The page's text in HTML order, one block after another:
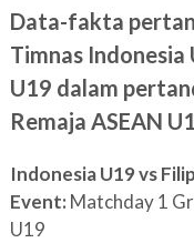
Data-fakta
Timnas Indonesia
U19 dalam
Remaja ASEAN
Indonesia U19 vs
Event: Matchday 1
U19